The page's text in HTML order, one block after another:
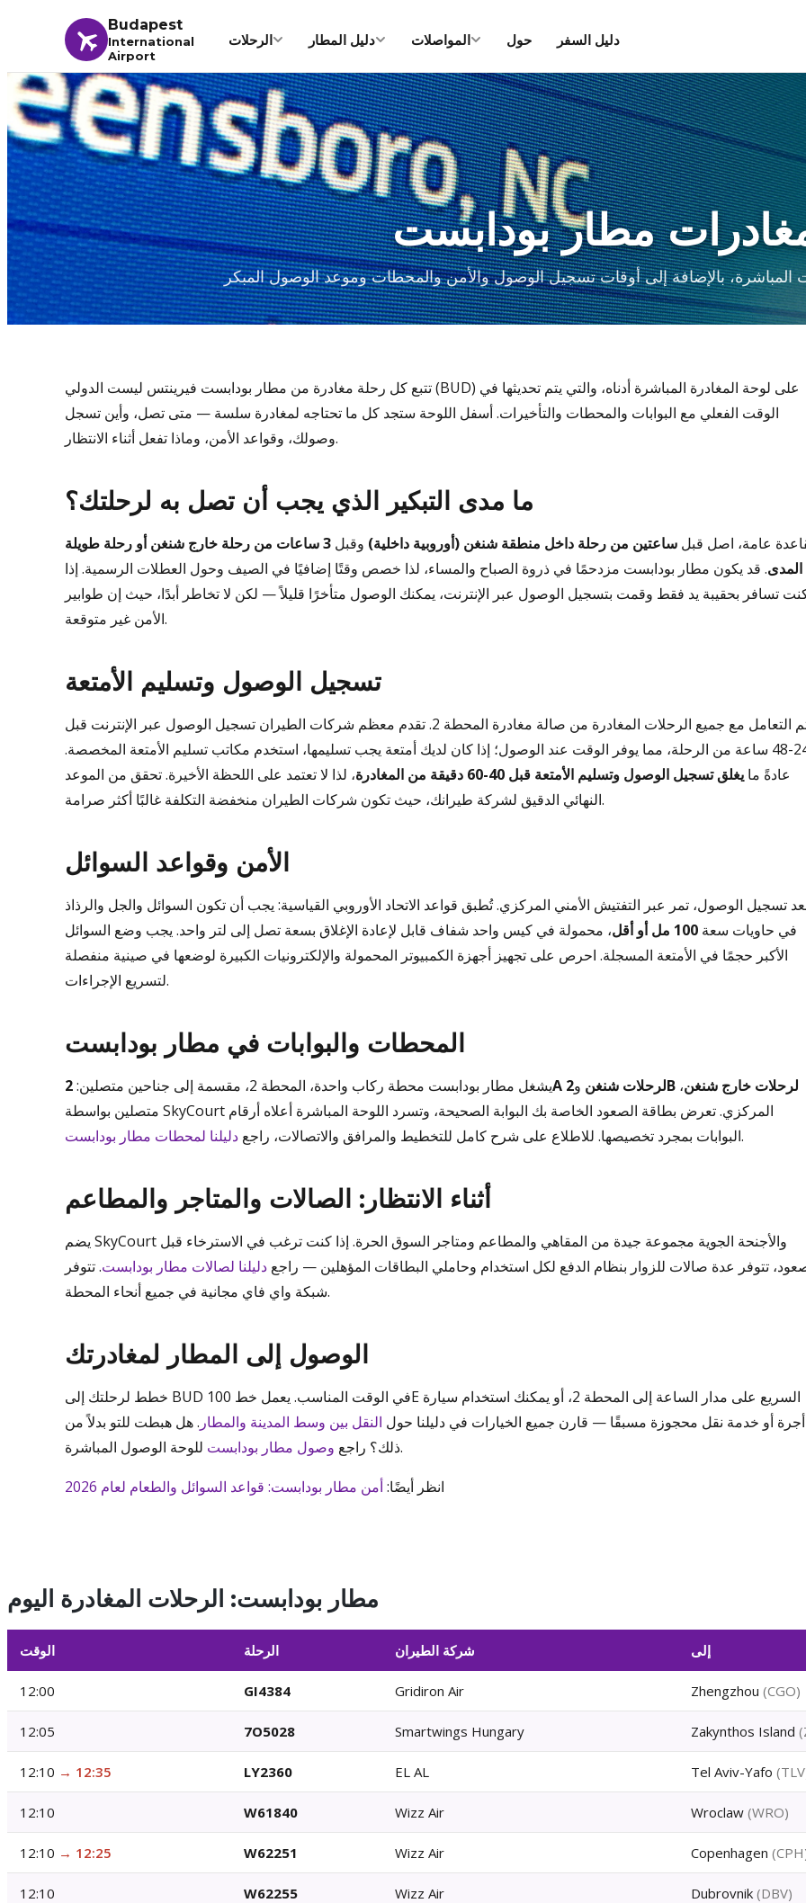
Budapest
International
Airport
الرحلات دليل المطار المواصلات حول دليل السفر
مطار بودابست
تتبع كل رحلة مغادرة من مطار بودابست فيرينتس ليست الدولي (BUD) على لوحة المغادرة المباشرة أدناه، والتي يتم تحديثها في
الوقت الفعلي مع البوابات والمحطات والتأخيرات. أسفل اللوحة ستجد كل ما تحتاجه لمغادرة سلسة — متى تصل، وأين تسجل
وصولك، وقواعد الأمن، وماذا تفعل أثناء الانتظار.
ما مدى التبكير الذي يجب أن تصل به لرحلتك؟
عامة، اصل قبل ساعتين من رحلة داخل منطقة شنغن (أوروبية داخلية) وقبل
3 ساعات من رحلة خارج شنغن أو رحلة طويلة
المدى. قد يكون مطار بودابست مزدحمًا في ذروة الصباح والمساء، لذا خصص وقتًا إضافيًا في الصيف وحول العطلات الرسمية. إذا
تسافر بحقيبة يد فقط وقمت بتسجيل الوصول عبر الإنترنت، يمكنك الوصول متأخرًا قليلاً — لكن لا تخاطر أبدًا، حيث إن طوابير
الأمن غير متوقعة.
تسجيل الوصول وتسليم الأمتعة
يتم التعامل مع جميع الرحلات المغادرة من صالة مغادرة المحطة 2. تقدم معظم شركات الطيران تسجيل الوصول عبر الإنترنت قبل
24-48 ساعة من الرحلة، مما يوفر الوقت عند الوصول؛ إذا كان لديك أمتعة يجب تسليمها، استخدم مكاتب تسليم الأمتعة المخصصة.
عادةً ما يغلق تسجيل الوصول وتسليم الأمتعة قبل 40-60 دقيقة من المغادرة
، لذا لا تعتمد على اللحظة الأخيرة. تحقق من الموعد
النهائي الدقيق لشركة طيرانك، حيث تكون شركات الطيران منخفضة التكلفة غالبًا أكثر صرامة.
الأمن وقواعد السوائل
تسجيل الوصول، تمر عبر التفتيش الأمني المركزي. تُطبق قواعد الاتحاد الأوروبي القياسية: يجب أن تكون السوائل والجل والرذاذ
في حاويات سعة 100 مل أو أقل
، محمولة في كيس واحد شفاف قابل لإعادة الإغلاق بسعة تصل إلى لتر واحد. يجب وضع السوائل
الأكبر حجمًا في الأمتعة المسجلة. احرص على تجهيز أجهزة الكمبيوتر المحمولة والإلكترونيات الكبيرة لوضعها في صينية منفصلة
لتسريع الإجراءات.
المحطات والبوابات في مطار بودابست
يشغل مطار بودابست محطة ركاب واحدة، المحطة 2، مقسمة إلى جناحين متصلين: 2A لرحلات شنغن و 2B لرحلات خارج شنغن،
متصلين بواسطة SkyCourt المركزي. تعرض بطاقة الصعود الخاصة بك البوابة الصحيحة، وتسرد اللوحة المباشرة أعلاه أرقام
البوابات بمجرد تخصيصها. للاطلاع على شرح كامل للتخطيط والمرافق والاتصالات، راجع دليلنا لمحطات مطار بودابست .
أثناء الانتظار: الصالات والمتاجر والمطاعم
يضم SkyCourt والأجنحة الجوية مجموعة جيدة من المقاهي والمطاعم ومتاجر السوق الحرة. إذا كنت ترغب في الاسترخاء قبل
تتوفر عدة صالات للزوار بنظام الدفع لكل استخدام وحاملي البطاقات المؤهلين — راجع دليلنا لصالات مطار بودابست. تتوفر
شبكة واي فاي مجانية في جميع أنحاء المحطة.
الوصول إلى المطار لمغادرتك
خطط لرحلتك إلى BUD في الوقت المناسب. يعمل خط 100E السريع على مدار الساعة إلى المحطة 2، أو يمكنك استخدام سيارة
أجرة أو خدمة نقل محجوزة مسبقًا — قارن جميع الخيارات في دليلنا حول النقل بين وسط المدينة والمطار . هل هبطت للتو بدلاً من
ذلك؟ راجع وصول مطار بودابست
للوحة الوصول المباشرة.
انظر أيضًا:أمن مطار بودابست: قواعد السوائل والطعام لعام 2026
مطار بودابست: الرحلات المغادرة اليوم
الوقت الرحلة شركة الطيران إلى
12:00 GI4384 Gridiron Air Zhengzhou (CGO)
12:05 7O5028 Smartwings Hungary Zakynthos Island (
12:10 → 12:35 LY2360 EL AL Tel Aviv-Yafo (TLV
12:10 W61840 Wizz Air Wroclaw (WRO)
12:10 → 12:25 W62251 Wizz Air Copenhagen (CPH
12:10 W62255 Wizz Air Dubrovnik (DBV)